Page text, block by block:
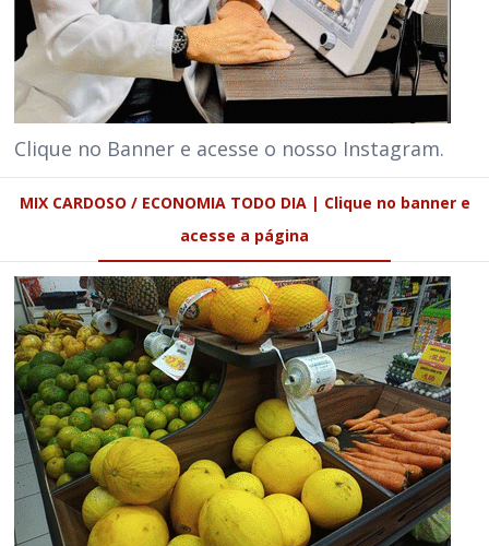
Clique no Banner e acesse o nosso Instagram.
MIX CARDOSO / ECONOMIA TODO DIA | Clique no banner e
acesse a página